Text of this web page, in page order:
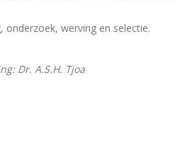
werving en selectie.
Dr. A.S.H. Tjoa